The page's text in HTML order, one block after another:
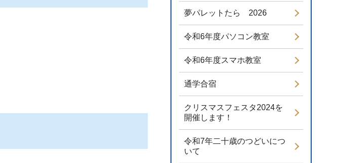
夢パレットたら 2026
令和6年度パソコン教室
令和6年度スマホ教室
通学合宿
クリスマスフェスタ2024を
開催します！
令和7年二十歳のつどいにつ
いて